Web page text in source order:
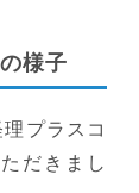
様子
プラスコ
だきまし